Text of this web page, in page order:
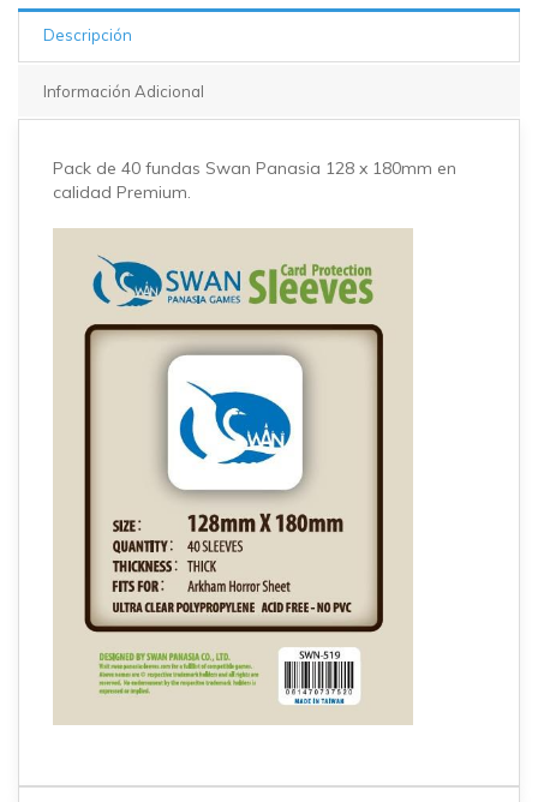
Descripción
Información Adicional
Pack de 40 fundas Swan Panasia 128 x 180mm en
calidad Premium.